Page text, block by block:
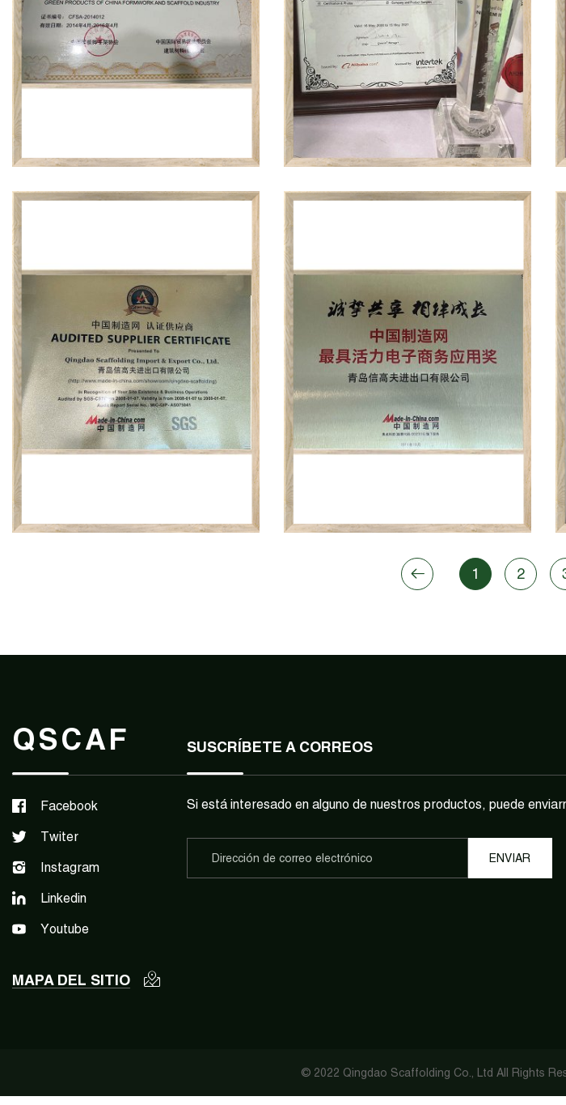
1 2
QSCAF
Facebook
Twiter
Instagram
Linkedin
Youtube
MAPA DEL SITIO
SUSCRÍBETE A CORREOS
Si está interesado en alguno de nuestros productos, puede
© 2022 Qingdao Scaffolding Co., Ltd All Rights